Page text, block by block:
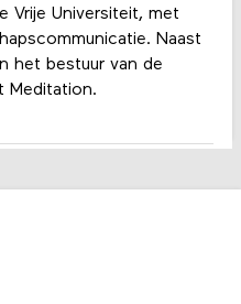
Vrije Universiteit, met
Naast
het bestuur van de
Meditation.